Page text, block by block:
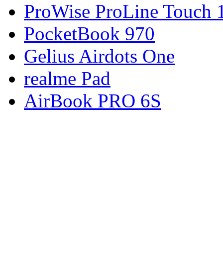
ProWise ProLine Touch
PocketBook 970
Gelius Airdots One
realme Pad
AirBook PRO 6S